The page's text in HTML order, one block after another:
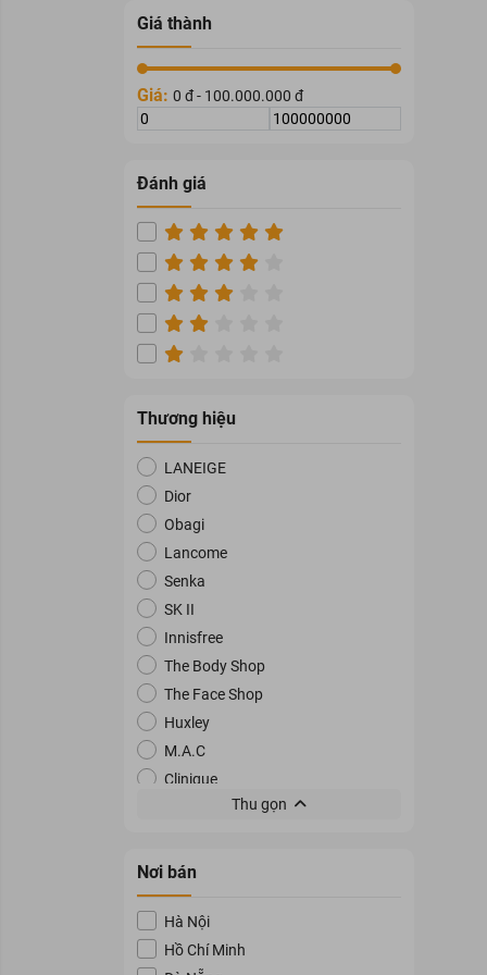
Giá thành
Giá: 0 đ - 100.000.000 đ
Đánh giá
Thương hiệu
LANEIGE
Dior
Obagi
Lancome
Senka
SK II
Innisfree
The Body Shop
The Face Shop
Huxley
M.A.C
Clinique
InnerB
Milaganics
Olay
Cléo
Thu gọn
Nơi bán
Hà Nội
Hồ Chí Minh